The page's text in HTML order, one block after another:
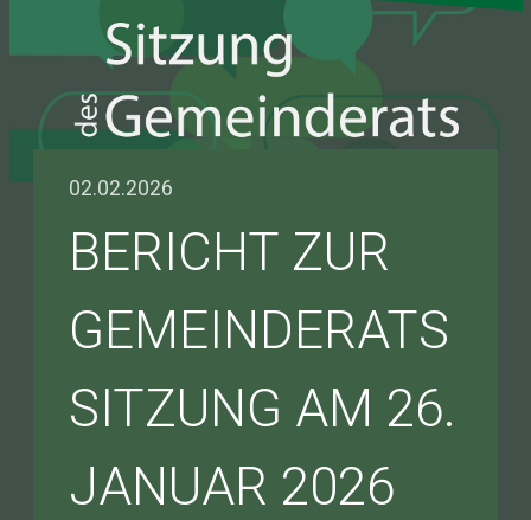
02.02.2026
BERICHT ZUR
GEMEINDERATS
SITZUNG AM 26.
JANUAR 2026